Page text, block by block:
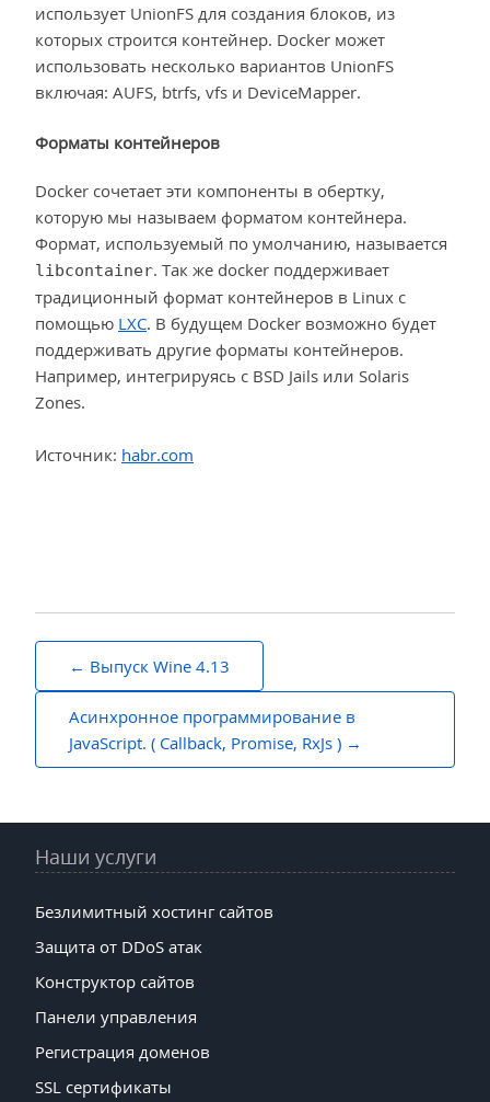
использует UnionFS для создания блоков, из
которых строится контейнер. Docker может
использовать несколько вариантов UnionFS
включая: AUFS, btrfs, vfs и DeviceMapper.
Форматы контейнеров
Docker сочетает эти компоненты в обертку,
которую мы называем форматом контейнера.
Формат, используемый по умолчанию, называется
libcontainer. Так же docker поддерживает
традиционный формат контейнеров в Linux c
помощью LXC. В будущем Docker возможно будет
поддерживать другие форматы контейнеров.
Например, интегрируясь с BSD Jails или Solaris
Zones.
Источник: habr.com
Навигация
по
записям
Выпуск Wine 4.13
Асинхронное программирование в
JavaScript. ( Callback, Promise, RxJs )
Наши услуги
Безлимитный хостинг сайтов
Защита от DDoS атак
Конструктор сайтов
Панели управления
Регистрация доменов
SSL сертификаты